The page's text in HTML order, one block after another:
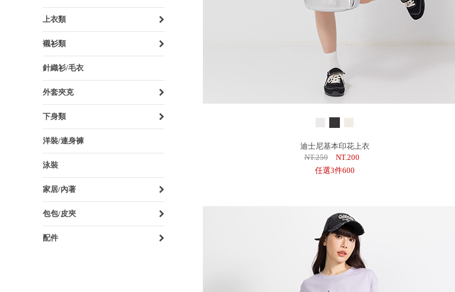
上衣類
襯衫類
針織衫/毛衣
外套夾克
下身類
洋裝/連身褲
泳裝
家居/內著
包包/皮夾
配件
迪士尼基本印花上衣
NT.259
NT.200
任選3件600